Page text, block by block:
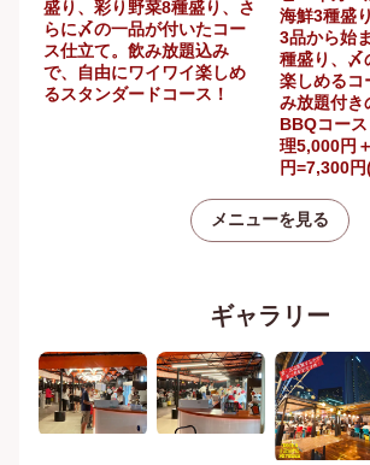
盛り、彩り野菜8種盛り、さ
らに〆の一品が付いたコー
ス仕立て。飲み放題込み
で、自由にワイワイ楽しめ
るスタンダードコース！
海鮮3種盛
3品から始
種盛り、〆
楽しめるコ
み放題付き
BBQコー
理5,000円
円=7,300
メニューを見る
ギャラリー